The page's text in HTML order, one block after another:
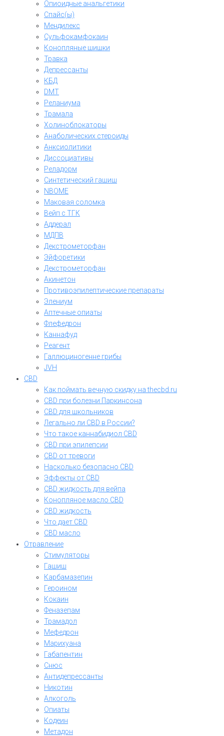
Опиоидные анальгетики
Спайс(ы)
Мендилекс
Сульфокамфокаин
Конопляные шишки
Травка
Депрессанты
КБД
DMT
Реланиума
Трамала
Холиноблокаторы
Анаболических стероиды
Анксиолитики
Диссоциативы
Реладорм
Синтетический гашиш
NBOME
Маковая соломка
Вейп с ТГК
Аддерал
МДПВ
Декстрометорфан
Эйфоретики
Декстрометорфан
Акинетон
Противоэпилептические препараты
Элениум
Аптечные опиаты
Флефедрон
Каннафуд
Реагент
Галлюциногенне грибы
JVH
CBD
Как поймать вечную скидку на thecbd.ru
CBD при болезни Паркинсона
CBD для школьников
Легально ли CBD в России?
Что такое каннабидиол CBD
CBD при эпилепсии
CBD от тревоги
Насколько безопасно CBD
Эффекты от CBD
CBD жидкость для вейпа
Конопляное масло CBD
CBD жидкость
Что дает CBD
CBD масло
Отравление
Стимуляторы
Гашиш
Карбамазепин
Героином
Кокаин
Феназепам
Трамадол
Мефедрон
Марихуана
Габапентин
Снюс
Антидепрессанты
Никотин
Алкоголь
Опиаты
Кодеин
Метадон